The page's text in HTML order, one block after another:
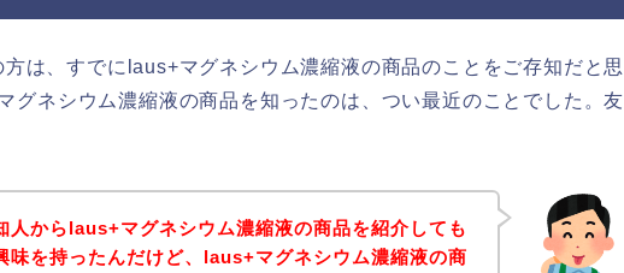
は、すでにlaus+マグネシウム濃縮液の商品のことをご存知だと思
グネシウム濃縮液の商品を知ったのは、つい最近のことでした。友
人からlaus+マグネシウム濃縮液の商品を紹介しても
味を持ったんだけど、laus+マグネシウム濃縮液の商